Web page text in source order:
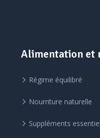
Alimentation et
Régime équilibré
Nourriture naturelle
Suppléments